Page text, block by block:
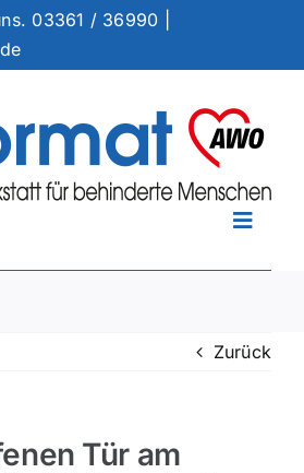
03361 / 36990
Toggle
Zurück
Tür am